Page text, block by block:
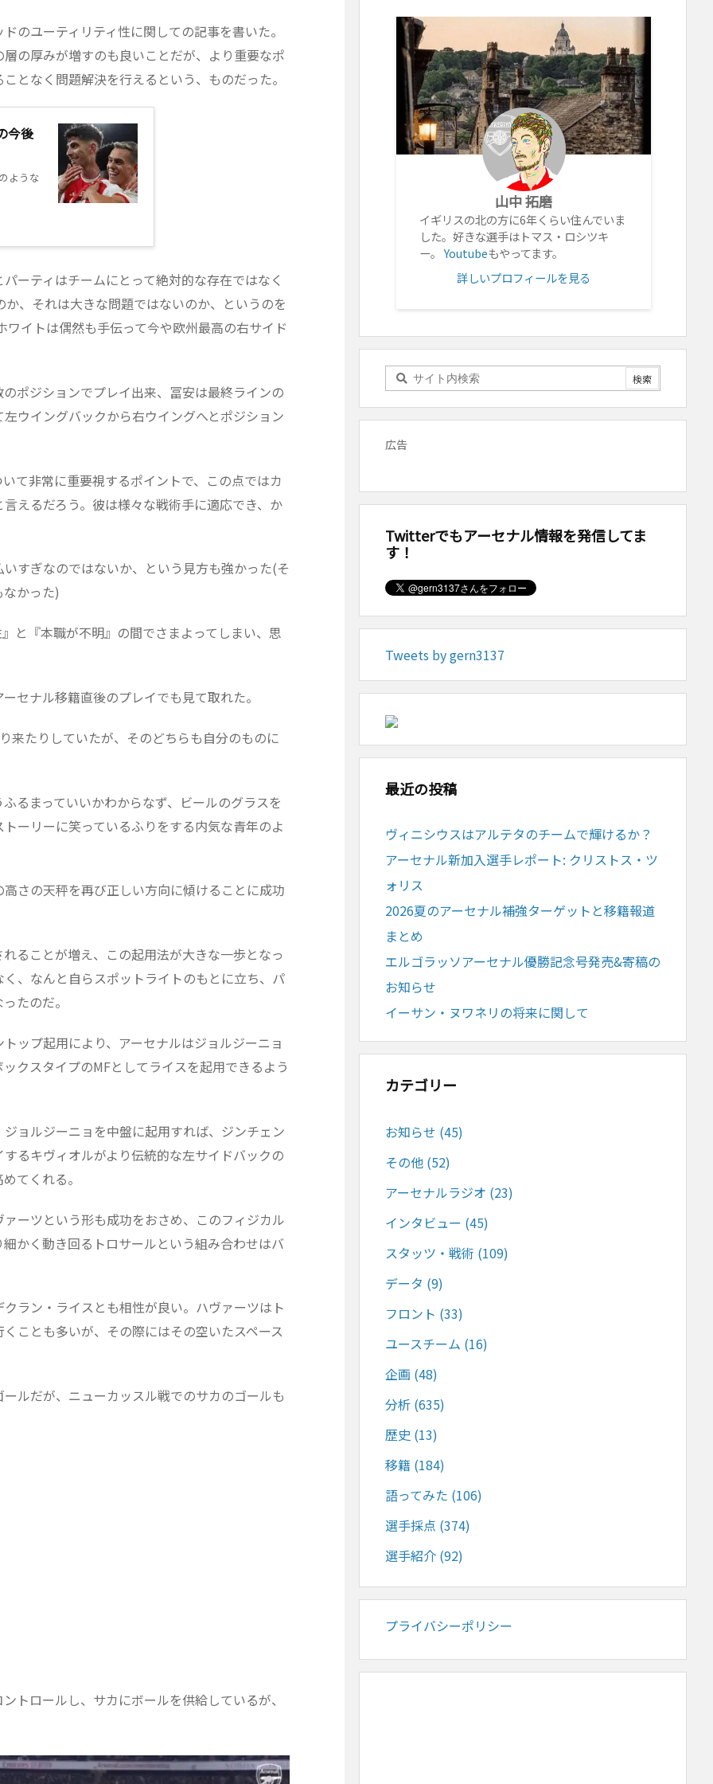
のユーティリティ性に関しての記事を書いた。
の厚みが増すのも良いことだが、より重要なポ
となく問題解決を行えるという、ものだった。
今後
ような
ーティはチームにとって絶対的な存在ではなく
、それは大きな問題ではないのか、というのを
イトは偶然も手伝って今や欧州最高の右サイド
ポジションでプレイ出来、冨安は最終ラインの
ウイングバックから右ウイングへとポジション
て非常に重要視するポイントで、この点ではカ
えるだろう。彼は様々な戦術手に適応でき、か
すぎなのではないか、という見方も強かった(そ
かった)
と『本職が不明』の間でさまよってしまい、思
セナル移籍直後のプレイでも見て取れた。
来たりしていたが、そのどちらも自分のものに
るまっていいかわからなず、ビールのグラスを
ーリーに笑っているふりをする内気な青年のよ
さの天秤を再び正しい方向に傾けることに成功
ることが増え、この起用法が大きな一歩となっ
、なんと自らスポットライトのもとに立ち、パ
たのだ。
ップ起用により、アーセナルはジョルジーニョ
クスタイプのMFとしてライスを起用できるよう
ョルジーニョを中盤に起用すれば、ジンチェン
るキヴィオルがより伝統的な左サイドバックの
てくれる。
ーツという形も成功をおさめ、このフィジカル
かく動き回るトロサールという組み合わせはバ
ラン・ライスとも相性が良い。ハヴァーツはト
ことも多いが、その際にはその空いたスペース
ルだが、ニューカッスル戦でのサカのゴールも
トロールし、サカにボールを供給しているが、
山中 拓磨
イギリスの北の方に6年くらい住んでいま
した。好きな選手はトマス・ロシツキ
ー。Youtubeもやってます。
詳しいプロフィールを見る
広告
Twitterでもアーセナル情報を発信してま
す！
Tweets by gern3137
最近の投稿
ヴィニシウスはアルテタのチームで輝けるか？
アーセナル新加入選手レポート: クリストス・ツ
ォリス
2026夏のアーセナル補強ターゲットと移籍報道
まとめ
エルゴラッソアーセナル優勝記念号発売&寄稿の
お知らせ
イーサン・ヌワネリの将来に関して
カテゴリー
お知らせ (45)
その他 (52)
アーセナルラジオ (23)
インタビュー (45)
スタッツ・戦術 (109)
データ (9)
フロント (33)
ユースチーム (16)
企画 (48)
分析 (635)
歴史 (13)
移籍 (184)
語ってみた (106)
選手採点 (374)
選手紹介 (92)
プライバシーポリシー